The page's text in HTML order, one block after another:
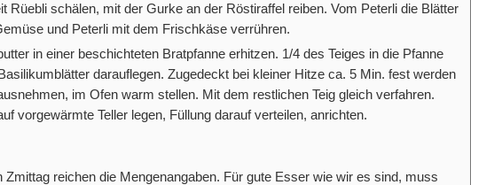
Rüebli schälen, mit der Gurke an der Röstiraffel reiben. Vom Peterli die Blätter
und Peterli mit dem Frischkäse verrühren.
in einer beschichteten Bratpfanne erhitzen. 1/4 des Teiges in die Pfanne
darauflegen. Zugedeckt bei kleiner Hitze ca. 5 Min. fest werden
im Ofen warm stellen. Mit dem restlichen Teig gleich verfahren.
vorgewärmte Teller legen, Füllung darauf verteilen, anrichten.
Zmittag reichen die Mengenangaben. Für gute Esser wie wir es sind, muss